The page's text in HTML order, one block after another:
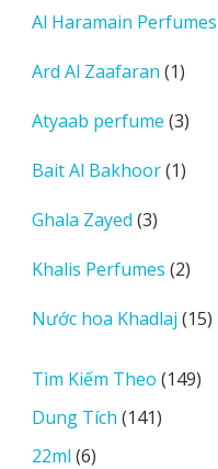
Al Haramain Perfumes
Ard Al Zaafaran 11
phẩm
Atyaab perfume 33
phẩm
Bait Al Bakhoor 11
Ghala Zayed 33
phẩm
Khalis Perfumes 22
phẩm
Nước hoa Khadlaj 1515
Tìm Kiếm Theo 149149
Dung Tích 141141
22ml 66